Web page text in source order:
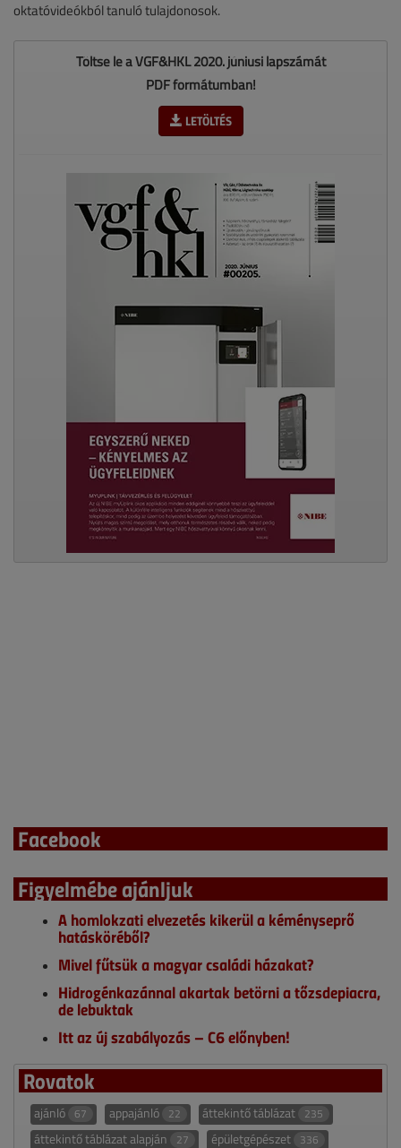
oktatóvideókból tanuló tulajdonosok.
Töltse le a VGF&HKL 2020. júniusi lapszámát
PDF formátumban!
LETÖLTÉS
Facebook
Figyelmébe ajánljuk
A homlokzati elvezetés kikerül a kéményseprő
hatásköréből?
Mivel fűtsük a magyar családi házakat?
Hidrogénkazánnal akartak betörni a tőzsdepiacra,
de lebuktak
Itt az új szabályozás – C6 előnyben!
Rovatok
ajánló 67 appajánló 22 áttekintő táblázat 235
áttekintő táblázat alapján 27 épületgépészet 336